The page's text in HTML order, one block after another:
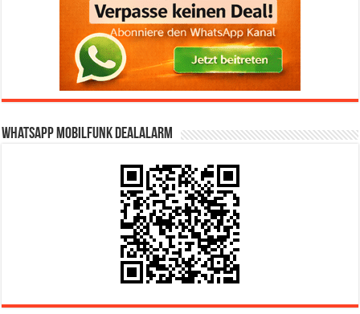
WhatsApp Mobilfunk DealAlarm